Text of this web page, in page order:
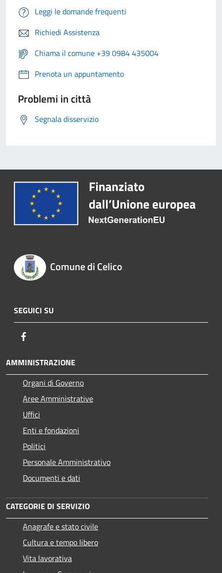
Leggi le domande frequenti
Richiedi Assistenza
Chiama il comune +39 0984 435004
Prenota un appuntamento
Problemi in città
Segnala disservizio
Comune di Celico
SEGUICI SU
AMMINISTRAZIONE
Organi di Governo
Aree Amministrative
Uffici
Enti e fondazioni
Politici
Personale Amministrativo
Documenti e dati
CATEGORIE DI SERVIZIO
Anagrafe e stato civile
Cultura e tempo libero
Vita lavorativa